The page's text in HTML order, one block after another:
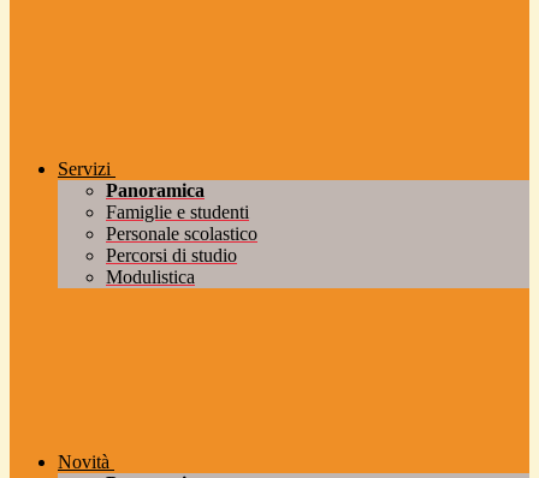
Servizi
Panoramica
Famiglie e studenti
Personale scolastico
Percorsi di studio
Modulistica
Novità